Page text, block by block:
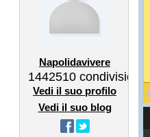
Napolidavivere
1442510 condivisioni
Vedi il suo profilo
Vedi il suo blog